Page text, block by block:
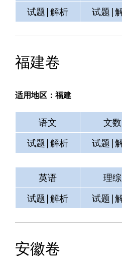
试题|解析
试题|
福建卷
适用地区：福建
语文 文数
试题|解析
试题|
英语 理综
试题|解析
试题|
安徽卷